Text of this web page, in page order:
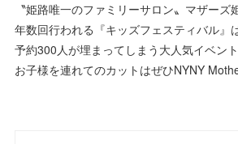
〝姫路唯一のファミリーサロン〟マザーズ
年数回行われる『キッズフェスティバル』
予約300人が埋まってしまう大人気イベント
お子様を連れてのカットはぜひNYNY